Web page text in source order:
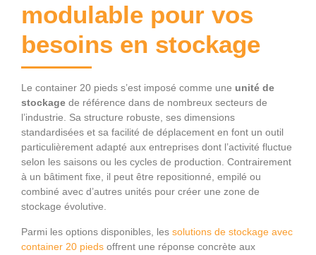
modulable pour vos
besoins en stockage
Le container 20 pieds s’est imposé comme une unité de
stockage de référence dans de nombreux secteurs de
l’industrie. Sa structure robuste, ses dimensions
standardisées et sa facilité de déplacement en font un outil
particulièrement adapté aux entreprises dont l’activité fluctue
selon les saisons ou les cycles de production. Contrairement
à un bâtiment fixe, il peut être repositionné, empilé ou
combiné avec d’autres unités pour créer une zone de
stockage évolutive.
Parmi les options disponibles, les solutions de stockage avec
container 20 pieds offrent une réponse concrète aux